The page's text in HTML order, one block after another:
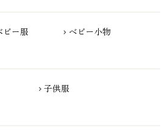
リー）
）
ニ）
トルコズモ）
プラ）
ビー服 chevron_right ベビー小物
chevron_right 子供服